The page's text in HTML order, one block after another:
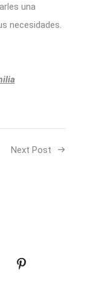
una
necesidades.
Next Post